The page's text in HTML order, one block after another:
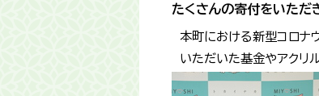
たくさんの寄付をいただ
本町における新型コロナ
いただいた基金やアクリ